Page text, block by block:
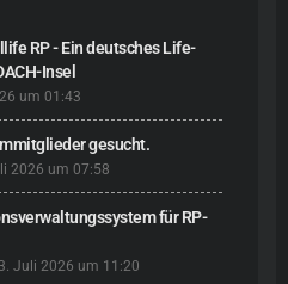
RP - Ein deutsches Life-
Insel
um 01:43
gesucht.
2026 um 07:58
für RP-
Juli 2026 um 11:20